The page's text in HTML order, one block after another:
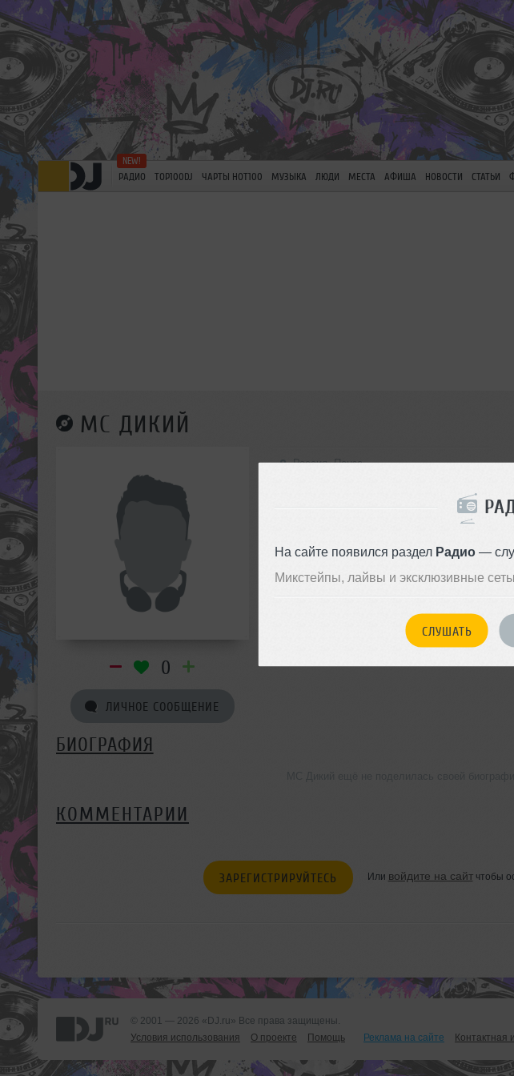
На сайте появился раздел Радио—
Микстейпы, лайвы и эксклюзивные
СЛУШАТЬ
РАДИО TOP100DJ ЧАРТЫ HOT100 МУЗЫКА ЛЮДИ МЕСТА АФИША НОВОСТИ СТАТЬИ
MC ДИКИЙ
0
ЛИЧНОЕ СООБЩЕНИЕ
Россия, Пенза
БИОГРАФИЯ
КОММЕНТАРИИ
ЗАРЕГИСТРИРУЙТЕСЬ Или войдите на сайтчтобы
© 2001 — 2026 «DJ.ru» Все права защищены.
Условия использования
О проекте Помощь Реклама на сайте Контактная